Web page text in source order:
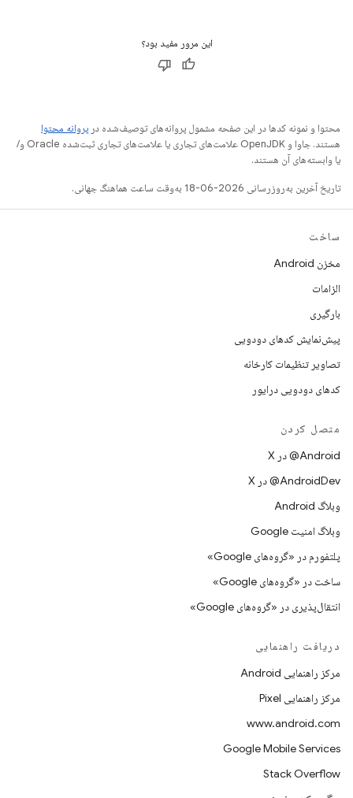
این مرور مفید بود؟
محتوا و نمونه کدها در این صفحه مشمول پروانه‌های توصیف‌شده در پروانه محتوا
هستند. جاوا و OpenJDK علامت‌های تجاری یا علامت‌های تجاری ثبت‌شده Oracle و/
یا وابسته‌های آن هستند.
تاریخ آخرین به‌روزرسانی 2026-06-18 به‌وقت ساعت هماهنگ جهانی.
ساخت
مخزن Android
الزامات
بارگیری
پیش‌نمایش کدهای دودویی
تصاویر تنظیمات کارخانه
کدهای دودویی درایور
متصل کردن
‫‎@Android در X
‫‎@AndroidDev در X
وبلاگ Android
وبلاگ امنیت Google
پلتفورم در «گروه‌های Google»
ساخت در «گروه‌های Google»
انتقال‌پذیری در «گروه‌های Google»
دریافت راهنمایی
مرکز راهنمایی Android
مرکز راهنمایی Pixel
www.android.com
Google Mobile Services
Stack Overflow